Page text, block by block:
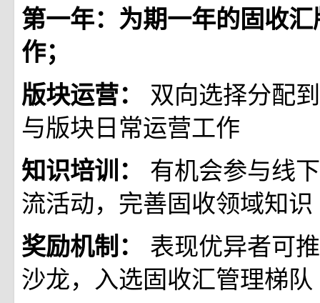
第一年：为期一年的固收
作；
版块运营： 双向选择分配
与版块日常运营工作
知识培训： 有机会参与线
流活动，完善固收领域知识
奖励机制： 表现优异者可
沙龙，入选固收汇管理梯队